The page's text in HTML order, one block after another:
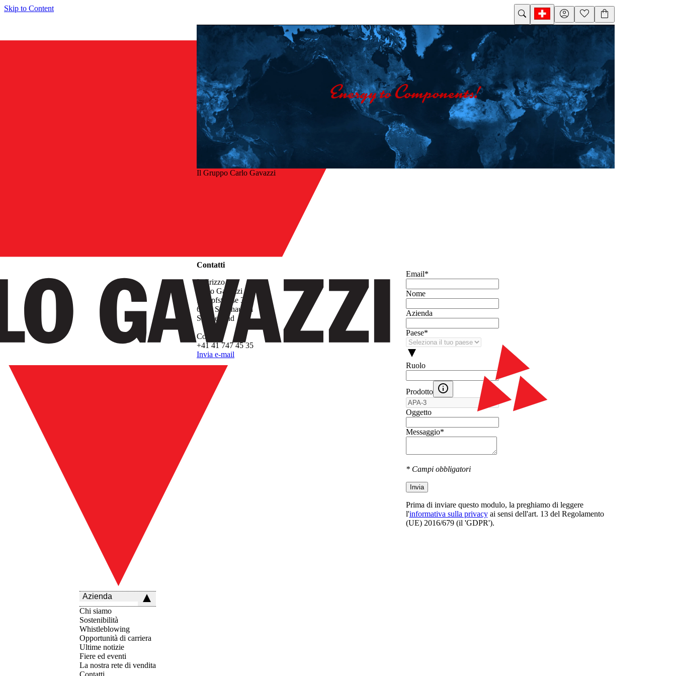
Skip to Content
Azienda
Chi siamo
Sostenibilità
Whistleblowing
Opportunità di carriera
Ultime notizie
Fiere ed eventi
La nostra rete di vendita
Contatti
Il Gruppo Carlo Gavazzi
Contatti
Indirizzo
Carlo Gavazzi AG
Sumpfstrasse 3
6312 Steinhausen
Switzerland
Contatti
+41 41 747 45 35
Invia e-mail
Email*
Nome
Azienda
Paese*
Ruolo
Prodotto
Oggetto
Messaggio*
* Campi obbligatori
Invia
Prima di inviare questo modulo, la preghiamo di leggere
l'informativa sulla privacyai sensi dell'art. 13 del Regolamento
(UE) 2016/679 (il 'GDPR').